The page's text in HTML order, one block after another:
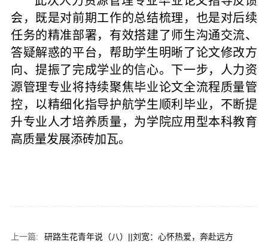
会，既是对前期工作的总结梳理，也是对后续
任务的精准部署，有效搭建了师生沟通交流、
答疑解惑的平台，帮助学生明晰了论文修改方
向、提振了完成学业的信心。下一步，人力资
源管理专业将持续聚焦毕业论文全流程质量管
控，以精细化指导护航学生顺利毕业，不断提
升专业人才培养质量，为学院应用型本科教育
高质量发展添砖加瓦。
上一篇: 研路生花青年说（八）||刘宽：心怀热爱，奔赴远方